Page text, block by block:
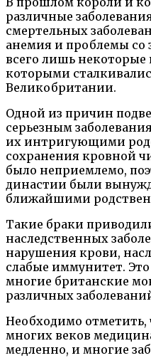
различные
смертельных
анемия и проблемы со
всего лишь
которыми
Великобритании.
Одной из причин
серьезным
их интригующими
сохранения кровной
было неприемлемо,
династии были
ближайшими
Такие браки
наследственных
нарушения крови,
слабые иммунитет.
многие британские
различных
Необходимо
многих веков
медленно, и многие